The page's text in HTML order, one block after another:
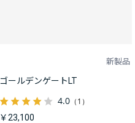
新製品
ゴールデンゲートLT
4.0（1）
￥23,100